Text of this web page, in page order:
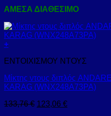
ΑΜΕΣΑ ΔΙΑΘΕΣΙΜΟ
+
ΕΝΤΟΙΧΙΣΜΟΥ ΝΤΟΥΣ
Μίκτης ντους διπλός
KARAG (WNX248A73PA)
133,76€ 123,06 €